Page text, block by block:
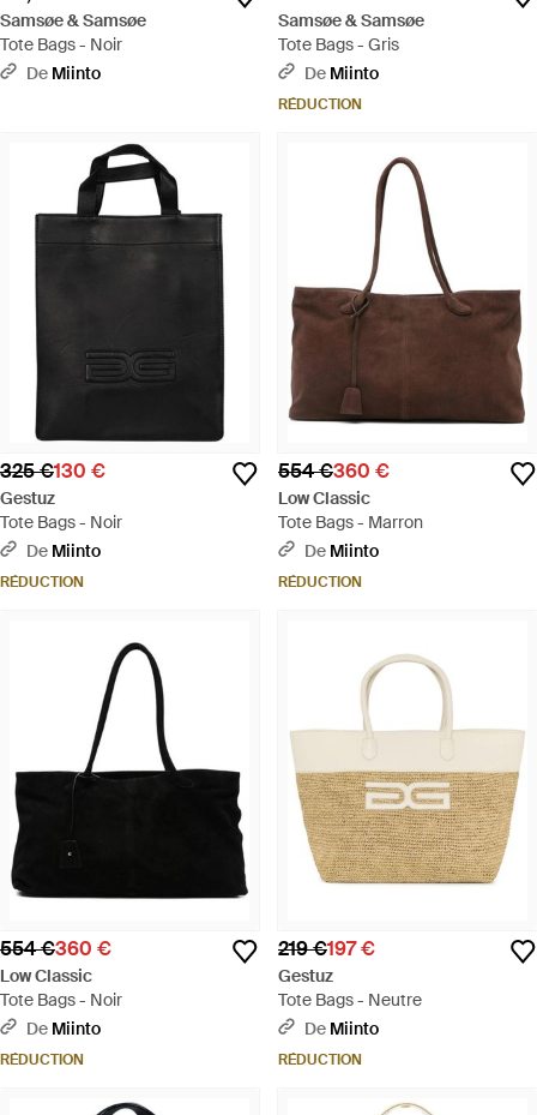
Samsøe & Samsøe
Tote Bags - Noir
De Miinto
Samsøe & Samsøe
Tote Bags - Gris
De Miinto
RÉDUCTION
325 €130 €
Gestuz
Tote Bags - Noir
De Miinto
RÉDUCTION
554 €360 €
Low Classic
Tote Bags - Marron
De Miinto
RÉDUCTION
554 €360 €
Low Classic
Tote Bags - Noir
De Miinto
RÉDUCTION
219 €197 €
Gestuz
Tote Bags - Neutre
De Miinto
RÉDUCTION